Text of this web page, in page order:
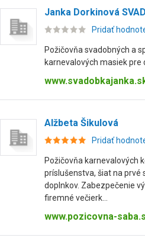
Janka Dorkinová
Pridať
Požičovňa svadobných a
karnevalových masiek pre
Alžbeta Šikulová
Pridať
Požičovňa karnevalových
príslušenstva, šiat na prvé
doplnkov. Zabezpečenie
firemné večierk...
www.pozicovna-